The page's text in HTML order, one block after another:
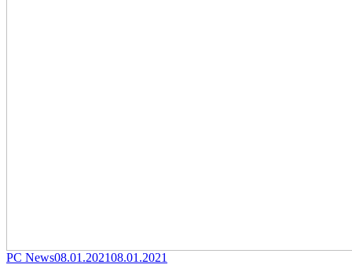
Category
PC NewsPosted
08.01.202108.01.2021